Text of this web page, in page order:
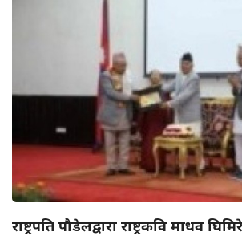
राष्ट्रपति पौडेलद्वारा राष्ट्रकवि माधव